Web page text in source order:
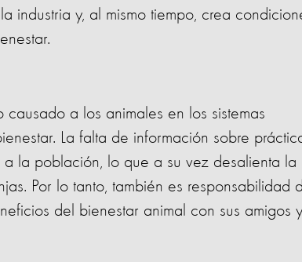
industria y, al mismo tiempo, crea
a los animales en los sistemas
La falta de información sobre
la población, lo que a su vez desalienta la
Por lo tanto, también es responsabilidad
del bienestar animal con sus amigos y